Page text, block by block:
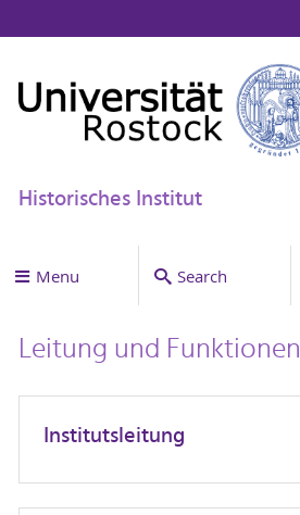
Historisches Institut
Menu Search
Leitung und Funktionen
Institutsleitung